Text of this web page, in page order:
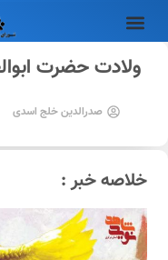
ولادت حضرت
صدرالدین خلج اسدی
خلاصه خبر :